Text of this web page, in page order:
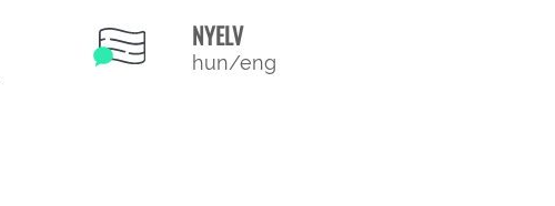
NYELV
hun/eng